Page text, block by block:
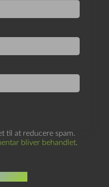
til at reducere spam.
bliver behandlet.